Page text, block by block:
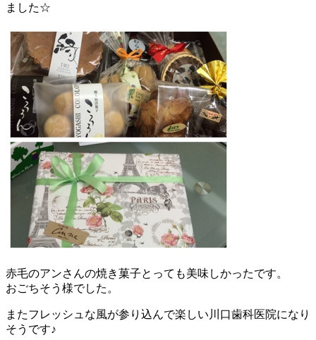
ました☆
赤毛のアンさんの焼き菓子とっても美味しかったです。
おごちそう様でした。
またフレッシュな風が参り込んで楽しい川口歯科医院になり
そうです♪